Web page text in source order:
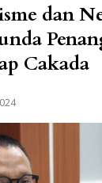
dan
Cakada